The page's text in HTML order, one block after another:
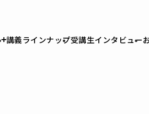
講義ラインナップ受講生インタビュー